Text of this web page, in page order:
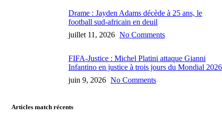
Drame : Jayden Adams décède à 25 ans, le
football sud-africain en deuil
juillet 11, 2026 No Comments
FIFA-Justice : Michel Platini attaque Gianni
Infantino en justice à trois jours du Mondial 2026
juin 9, 2026 No Comments
Articles match récents